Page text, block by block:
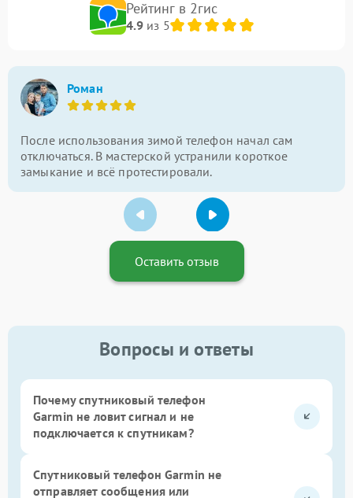
Рейтинг в 2гис
4.9из 5
Роман
После использования зимой телефон начал сам
отключаться. В мастерской устранили короткое
замыкание и всё протестировали.
Оставить отзыв
Вопросы и ответы
Почему спутниковый телефон
Garmin не ловит сигнал и не
подключается к спутникам?
Спутниковый телефон Garmin не
отправляет сообщения или